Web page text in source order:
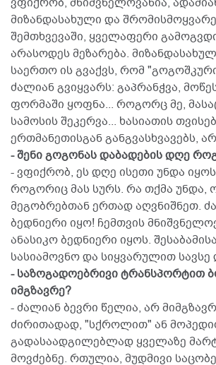
მიზანდასახული და
შემთხვევაში, ყველაფერი
არასოდეს მეზარება.
საერთო ის გვაქვს, რომ
ძალიან გვიყვარს: გაპრანჭვა,
ფორმაში ყოფნა... როგორც მე,
სამოსის შეკერვა... ხასიათის
ერთმანეთისგან განგვასხვავებს,
- შენი გოგონას დაბადების დღე
- ვფიქრობ, ეს დღე ისეთი უნდა
როგორიც მას სურს. რა თქმა უნდა,
მეგობრებთან ერთად აღვნიშნეთ.
ბედნიერი იყო! ჩემთვის
ანასიკო ბედნიერი იყოს.
სასიამოვნო და სიყვარულით
- საზოგადოებრივი ტრანსპორტით
იმგზავრე?
- ძალიან ბევრი წელია, არ
ძირითადად, "სქროლით" ან
გადასაადგილებლად ყველაზე
მოვძებნე. რთულია, მუდმივი